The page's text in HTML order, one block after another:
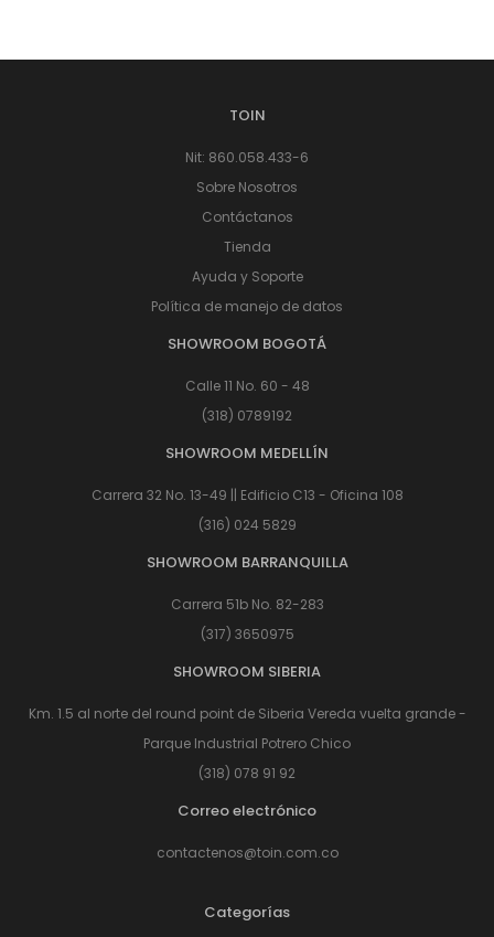
TOIN
Nit: 860.058.433-6
Sobre Nosotros
Contáctanos
Tienda
Ayuda y Soporte
Política de manejo de datos
SHOWROOM BOGOTÁ
Calle 11 No. 60 - 48
(318) 0789192
SHOWROOM MEDELLÍN
Carrera 32 No. 13-49 || Edificio C13 - Oficina 108
(316) 024 5829
SHOWROOM BARRANQUILLA
Carrera 51b No. 82-283
(317) 3650975
SHOWROOM SIBERIA
Km. 1.5 al norte del round point de Siberia Vereda vuelta grande -
Parque Industrial Potrero Chico
(318) 078 91 92
Correo electrónico
contactenos@toin.com.co
Categorías